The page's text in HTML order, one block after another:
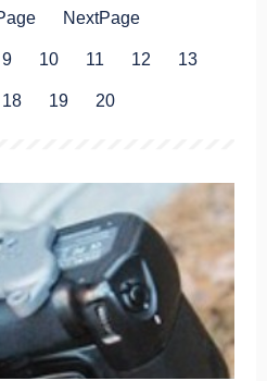
NextPage
9 10 11 12 13
18 19 20